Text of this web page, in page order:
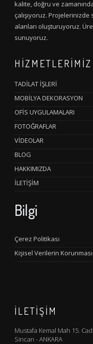
kalite, doğru ve
çalışıyoruz.
alanları oluşturuyoruz.
sunuyoruz.
HİZMETLERİMİZ
TADİLAT İŞLERİ
MOBİLYA DEKORASYON
OFİS UYGULAMALARI
FOTOĞRAFLAR
VİDEOLAR
BLOG
HAKKIMIZDA
İLETİŞİM
Bilgi
Çerez Politikası
Kişisel Verilerin Korunması
İLETİŞİM
Mustafa Kemal Mah 15.
Sincan - ANKARA